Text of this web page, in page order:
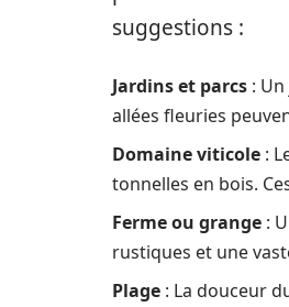
suggestions :
Jardins et parcs :
allées fleuries
Domaine viticole :
tonnelles en bois.
Ferme ou grange :
rustiques et une
Plage : La douceur